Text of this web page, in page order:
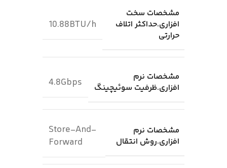
مشخصات سخت
افزاری.حداکثر اتلاف
حرارتی
10.88BTU/h
مشخصات نرم
افزاری.ظرفیت سوئیچینگ
4.8Gbps
مشخصات نرم
افزاری.روش انتقال
Store-And-
Forward